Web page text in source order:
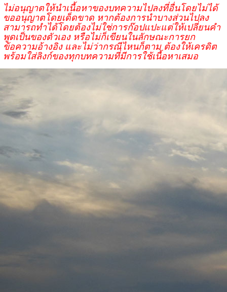
ไม่อนุญาตให้นำเนื้อหาของบทความไปลงที่อื่นโดยไม่ได้
ขออนุญาตโดยเด็ดขาด หากต้องการนำบางส่วนไปลง
สามารถทำได้โดยต้องไม่ใช่การก๊อปแปะแต่ให้เปลี่ยนคำ
พูดเป็นของตัวเอง หรือไม่ก็เขียนในลักษณะการยก
ข้อความอ้างอิง และไม่ว่ากรณีไหนก็ตาม ต้องให้เครดิต
พร้อมใส่ลิงก์ของทุกบทความที่มีการใช้เนื้อหาเสมอ